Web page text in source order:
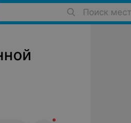
Поиск